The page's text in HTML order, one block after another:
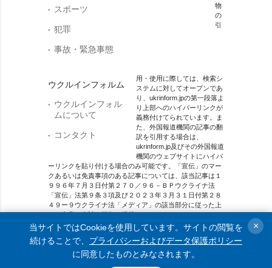
スポーツ
犯罪
事故・緊急事態
ウクルインフォルム
ウクルインフォル
ムについて
コンタクト
物
の
引
用・使用に際しては、検索シ
ステムに対してオープンであ
り、ukrinform.jpの第一段落よ
り上部へのハイパーリンクが
義務付けてられています。ま
た、外国報道機関の記事の翻
訳を引用する場合は、
ukrinform.jp及びその外国報道
機関のウェブサイトにハイパ
ーリンクを貼り付ける場合のみ可能です。「宣伝」のマー
クあるいは免責事項のある記事については、該当記事は１
９９６年７月３日付第２７０／９６－ＢＰウクライナ法
「宣伝」法第９条３項及び２０２３年３月３１日付第２８
４９ー９ウクライナ法「メディア」の該当部分に従った上
で、合意／会計を根拠に掲載されています。
オンラインメディア主体 メディア識別番号：R40-01421.
© 2015-2026 Ukrinform. All rights reserved.
当サイトではCookieを使用しています。サイトの閲覧を
続けることで、 プライバシーおよびデータ保護ポリシー
に同意したものとみなされます。
×